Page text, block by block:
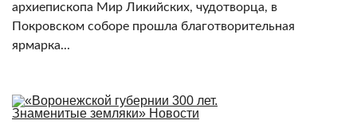
архиепископа Мир Ликийских, чудотворца, в
Покровском соборе прошла благотворительная
ярмарка...